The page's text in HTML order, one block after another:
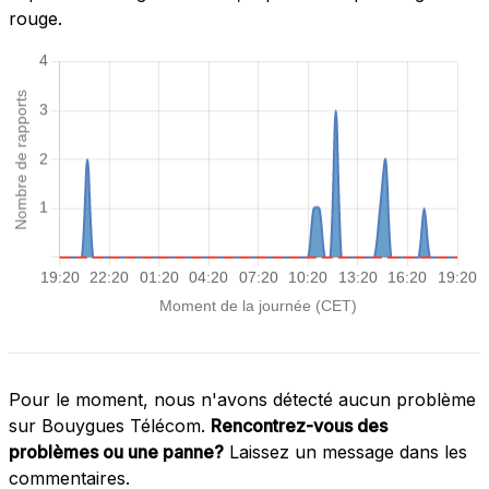
rouge.
Pour le moment, nous n'avons détecté aucun problème
sur Bouygues Télécom. Rencontrez-vous des
problèmes ou une panne? Laissez un message dans les
commentaires.